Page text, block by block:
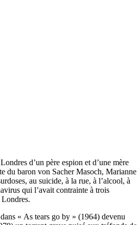
d’un père espion et d’une mère
du baron von Sacher Masoch, Marianne
au suicide, à la rue, à l’alcool, à
qui l’avait contrainte à trois
Londres.
« As tears go by » (1964) devenu